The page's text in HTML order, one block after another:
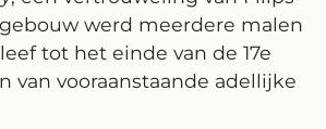
werd meerdere malen
tot het einde van de 17e
van vooraanstaande adellijke